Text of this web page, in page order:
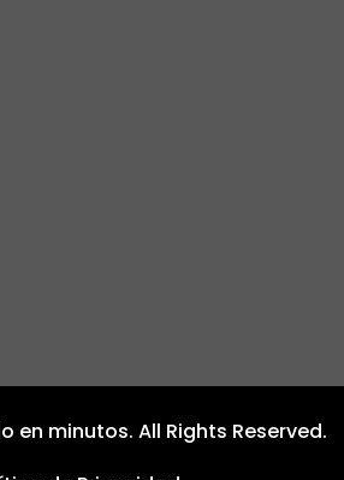
en minutos. All Rights Reserved.